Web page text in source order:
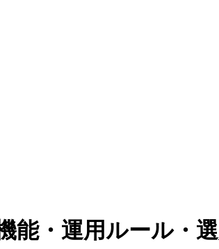
能・運用ルール・